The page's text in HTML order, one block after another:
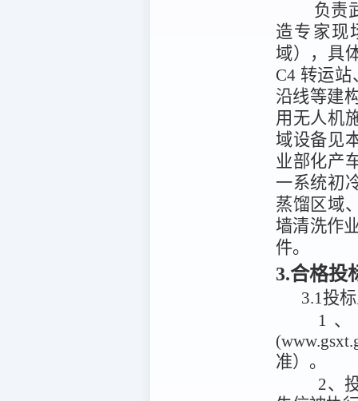
负责
造专家现
域），具
C4 转运
沿线等建
用无人机
域设备见
业部化产
一系统初
蒸馏区域
墙清洗作
件。
3.合格投
3.1投
1
准）。
2、